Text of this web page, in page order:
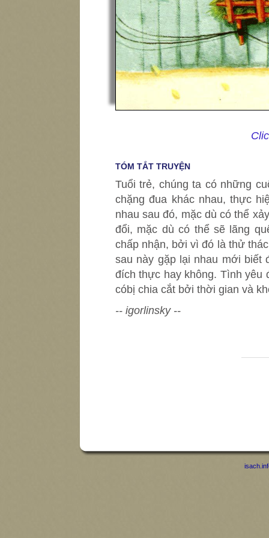
TÓM TẮT TRUYỆN
Tuổi trẻ, chúng ta có những
chặng đua khác nhau, thực
nhau sau đó, mặc dù có thể
đổi, mặc dù có thể sẽ lãng
chấp nhận, bởi vì đó là thử
sau này gặp lại nhau mới biết
đích thực hay không. Tình yêu
cóbị chia cắt bởi thời gian và
-- igorlinsky --